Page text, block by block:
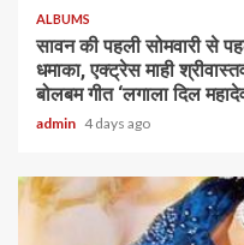
ALBUMS
सावन की पहली सोमवारी से
धमाका, एक्ट्रेस माही
बोलबम गीत ‘लगाला दिल
admin 4 days ago